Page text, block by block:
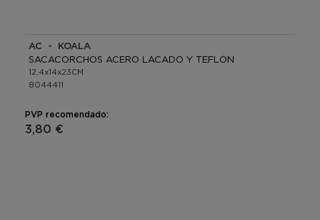
AC - KOALA
SACACORCHOS ACERO LACADO Y TEFLÓN
12,4x14x23CM
8044411
PVP recomendado:
3,80 €